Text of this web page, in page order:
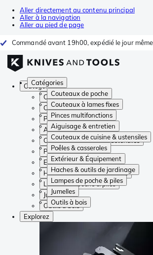
Aller directement au contenu principal
Aller à la navigation
Aller au pied de page
Commandé avant 19h00, expédié le jour même
Catégories
Couteaux de poche
Couteaux à lames fixes
Pinces multifonctions
Aiguisage & entretien
Couteaux de cuisine & ustensiles
Poêles & casseroles
Extérieur & Équipement
Haches & outils de jardinage
Lampes de poche & piles
Jumelles
Outils à bois
Catégories
Couteaux de poche
Couteaux à lames fixes
Pinces multifonctions
Aiguisage & entretien
Couteaux de cuisine & ustensiles
Poêles & casseroles
Extérieur & Équipement
Haches & outils de jardinage
Lampes de poche & piles
Jumelles
Outils à bois
Explorez